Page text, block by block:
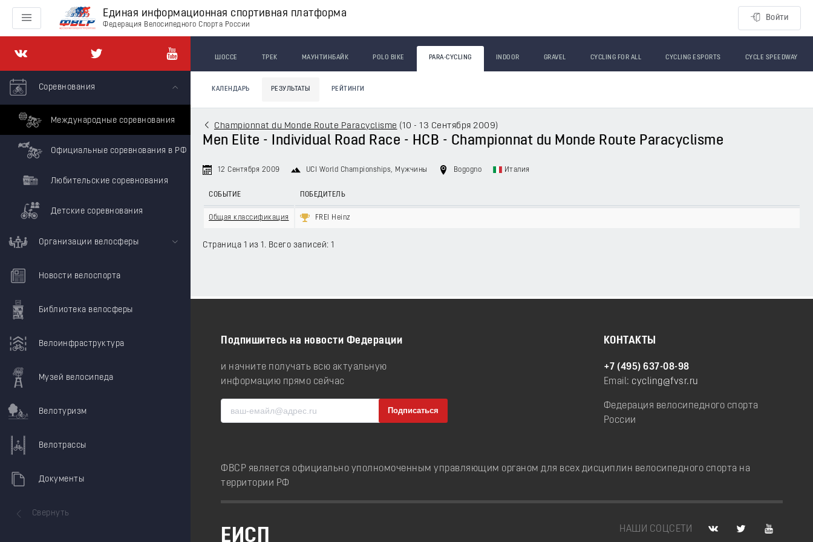
Единая информационная спортивная платформа
Федерация Велосипедного Спорта России
Войти
Соревнования
Международные соревнования
Официальные соревнования в РФ
Любительские соревнования
Детские соревнования
Организации велосферы
Новости велоспорта
Библиотека велосферы
Велоинфраструктура
Музей велосипеда
Велотуризм
Велотрассы
Документы
Свернуть
ШОССЕ ТРЕК МАУНТИНБАЙК POLO BIKE PARA-CYCLING INDOOR GRAVEL CYCLING FOR ALL CYCLING ESPORTS CYCLE SPEEDWAY
КАЛЕНДАРЬ РЕЗУЛЬТАТЫ РЕЙТИНГИ
Championnat du Monde Route Paracyclisme (10 - 13 Сентября 2009)
Men Elite - Individual Road Race - HCB - Championnat du Monde Route Paracyclisme
12 Сентября 2009 UCI World Championships, Мужчины Bogogno Италия
СОБЫТИЕ ПОБЕДИТЕЛЬ
Общая классификация FREI Heinz
Страница 1 из 1. Всего записей: 1
Подпишитесь на новости Федерации
и начните получать всю актуальную
информацию прямо сейчас
КОНТАКТЫ
+7 (495) 637-08-98
Email: cycling@fvsr.ru
Федерация велосипедного спорта
России
ФВСР является официально уполномоченным управляющим органом для всех дисциплин велосипедного спорта на
территории РФ
НАШИ СОЦСЕТИ
ЕИСП